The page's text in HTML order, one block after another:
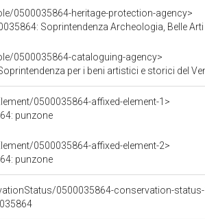
0500035864-heritage-protection-agency>
Soprintendenza Archeologia, Belle
0500035864-cataloguing-agency>
per i beni artistici e storici del
0500035864-affixed-element-1>
punzone
0500035864-affixed-element-2>
punzone
0500035864-conservation-status-